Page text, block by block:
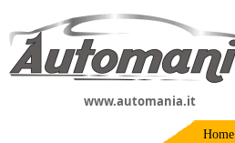
www.automania.it
Home